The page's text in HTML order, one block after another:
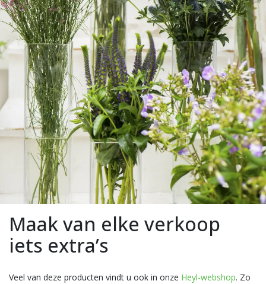
Maak van elke verkoop
iets extra’s
Veel van deze producten vindt u ook in onze Heyl-webshop. Zo